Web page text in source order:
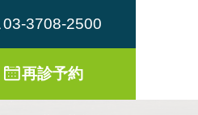
03-3708-2500
再診予約